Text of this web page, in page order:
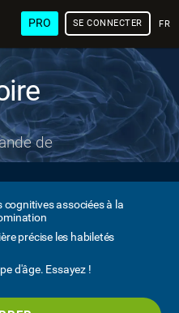
PRO SE CONNECTER
de
cognitives associées à la
précise les habiletés
d'âge. Essayez !